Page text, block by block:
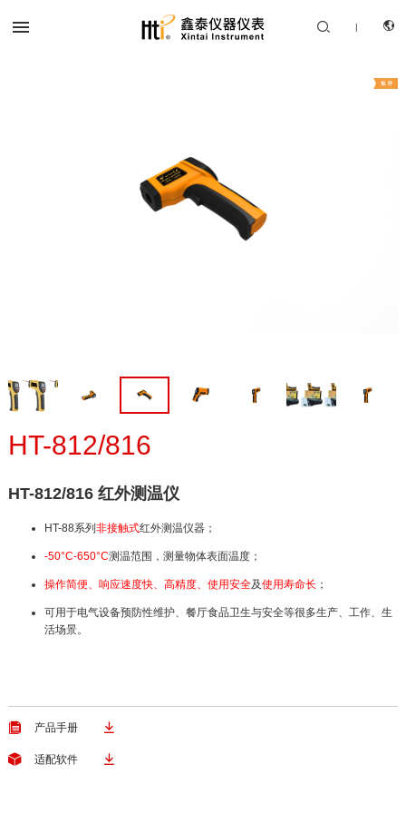
产品中心
 | 
HT-812/816
HT-812/816 红外测温仪
HT-88系列 非接触式红外测温仪器；
-50°C-650°C测温范围，测量物体表面温度；
操作简便、响应速度快、高精度、使用安全及使用寿命长 ；
可用于电气设备预防性维护、餐厅食品卫生与安全等很多生产、工作、生
活场景。
 产品手册 
 适配软件 